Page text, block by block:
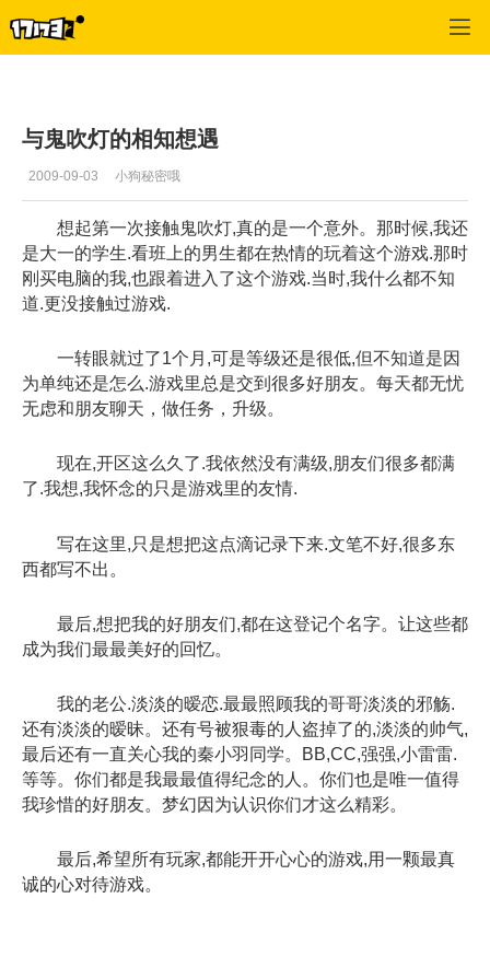
与鬼吹灯的相知想遇
2009-09-03 小狗秘密哦
想起第一次接触鬼吹灯,真的是一个意外。那时候,我还
是大一的学生.看班上的男生都在热情的玩着这个游戏.那时
刚买电脑的我,也跟着进入了这个游戏.当时,我什么都不知
道.更没接触过游戏.
一转眼就过了1个月,可是等级还是很低,但不知道是因
为单纯还是怎么.游戏里总是交到很多好朋友。每天都无忧
无虑和朋友聊天，做任务，升级。
现在,开区这么久了.我依然没有满级,朋友们很多都满
了.我想,我怀念的只是游戏里的友情.
写在这里,只是想把这点滴记录下来.文笔不好,很多东
西都写不出。
最后,想把我的好朋友们,都在这登记个名字。让这些都
成为我们最最美好的回忆。
我的老公.淡淡的暧恋.最最照顾我的哥哥淡淡的邪觞.
还有淡淡的暧昧。还有号被狠毒的人盗掉了的,淡淡的帅气,
最后还有一直关心我的秦小羽同学。BB,CC,强强,小雷雷.
等等。你们都是我最最值得纪念的人。你们也是唯一值得
我珍惜的好朋友。梦幻因为认识你们才这么精彩。
最后,希望所有玩家,都能开开心心的游戏,用一颗最真
诚的心对待游戏。